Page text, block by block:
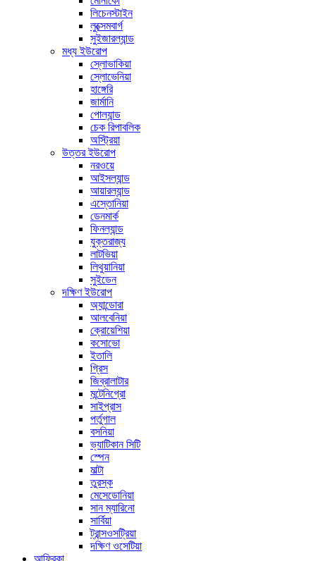
লিচেনস্টাইন
লুক্সেমবার্গ
সুইজারল্যান্ড
মধ্য ইউরোপ
স্লোভাকিয়া
স্লোভেনিয়া
হাঙ্গেরি
জার্মানি
পোল্যান্ড
চেক রিপাবলিক
অস্ট্রিয়া
উত্তর ইউরোপ
নরওয়ে
আইসল্যান্ড
আয়ারল্যান্ড
এস্তোনিয়া
ডেনমার্ক
ফিনল্যান্ড
যুক্তরাজ্য
লাটভিয়া
লিথুয়ানিয়া
সুইডেন
দক্ষিণ ইউরোপ
অ্যান্ডোরা
আলবেনিয়া
ক্রোয়েশিয়া
কসোভো
ইতালি
গ্রিস
জিব্রালাটার
মন্টেনিগ্রো
সাইপ্রাস
পর্তুগাল
বসনিয়া
ভ্যাটিকান সিটি
স্পেন
মাল্টা
তুরস্ক
মেসেডোনিয়া
সান ম্যারিনো
সার্বিয়া
ট্রান্সওসট্রিয়া
দক্ষিণ ওসেটিয়া
আফ্রিকা